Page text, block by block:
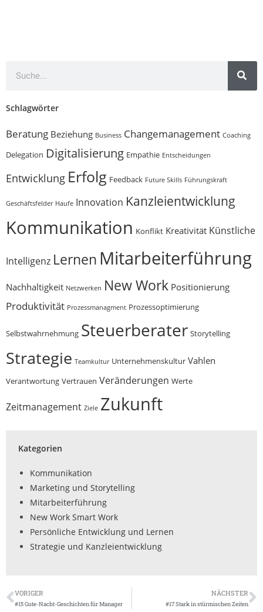
Schlagwörter
Beratung Beziehung Business Changemanagement Coaching
Delegation Digitalisierung Empathie Entscheidungen
Entwicklung Erfolg Feedback Future Skills Führungskraft
Geschäftsfelder Haufe Innovation Kanzleientwicklung
Kommunikation Konflikt Kreativität Künstliche
Intelligenz Lernen Mitarbeiterführung
Nachhaltigkeit Netzwerken New Work Positionierung
Produktivität Prozessmanagment Prozessoptimierung
Selbstwahrnehmung Steuerberater Storytelling
Strategie Teamkultur Unternehmenskultur Vahlen
Verantwortung Vertrauen Veränderungen Werte
Zeitmanagement Ziele Zukunft
Kategorien
Kommunikation
Marketing und Storytelling
Mitarbeiterführung
New Work Smart Work
Persönliche Entwicklung und Lernen
Strategie und Kanzleientwicklung
VORIGER
#15 Gute-Nacht-Geschichten für Manager
NÄCHSTER
#17 Stark in stürmischen Zeiten